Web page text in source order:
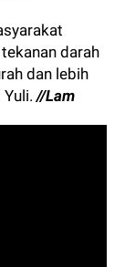
darah
dan lebih
Yuli.//Lam